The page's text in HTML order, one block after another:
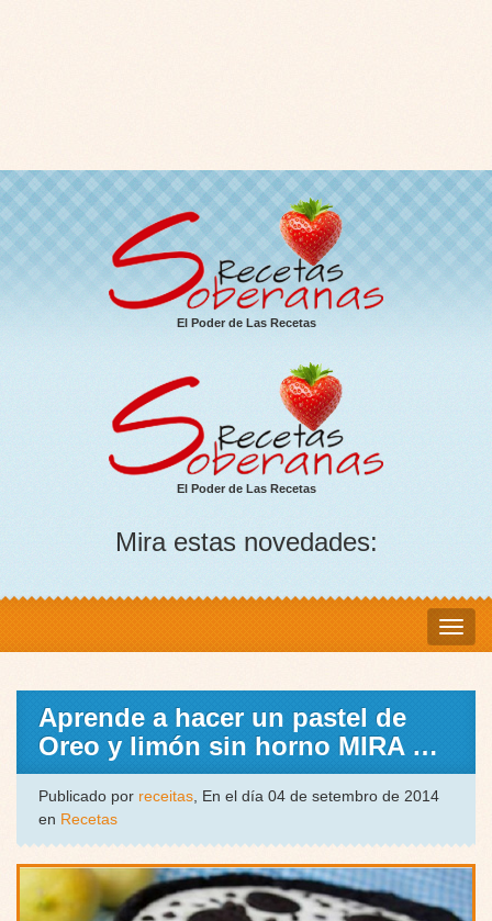
El Poder de Las Recetas
El Poder de Las Recetas
Mira estas novedades:
Aprende a hacer un pastel de
Oreo y limón sin horno MIRA …
Publicado por receitas , En el día 04 de setembro de 2014
en Recetas